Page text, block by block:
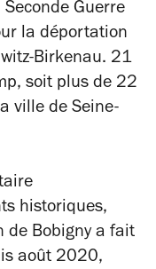
Guerre
la déportation
Birkenau. 21
soit plus de 22
ville de Seine-
historiques,
de Bobigny a fait
août 2020,